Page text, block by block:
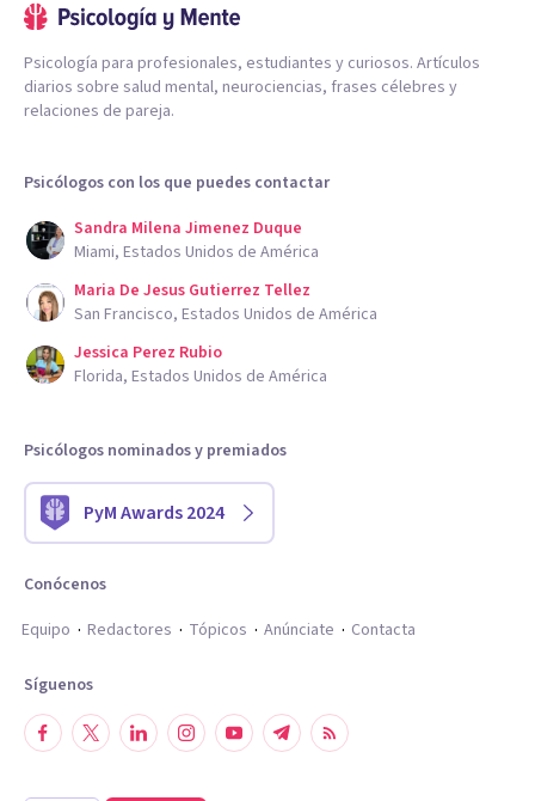
Psicología para profesionales, estudiantes y curiosos. Artículos
diarios sobre salud mental, neurociencias, frases célebres y
relaciones de pareja.
Psicólogos con los que puedes contactar
Sandra Milena Jimenez Duque
Miami, Estados Unidos de América
Maria De Jesus Gutierrez Tellez
San Francisco, Estados Unidos de América
Jessica Perez Rubio
Florida, Estados Unidos de América
Psicólogos nominados y premiados
PyM Awards 2024
Conócenos
Equipo
Redactores Tópicos Anúnciate Contacta
Síguenos